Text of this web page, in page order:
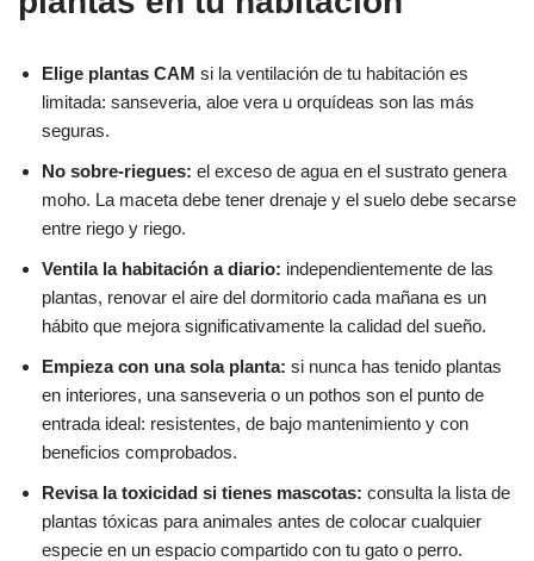
Elige plantas CAM si la ventilación de tu habitación es
limitada: sanseveria, aloe vera u orquídeas son las más
seguras.
No sobre-riegues: el exceso de agua en el sustrato genera
moho. La maceta debe tener drenaje y el suelo debe secarse
entre riego y riego.
Ventila la habitación a diario: independientemente de las
plantas, renovar el aire del dormitorio cada mañana es un
hábito que mejora significativamente la calidad del sueño.
Empieza con una sola planta: si nunca has tenido plantas
en interiores, una sanseveria o un pothos son el punto de
entrada ideal: resistentes, de bajo mantenimiento y con
beneficios comprobados.
Revisa la toxicidad si tienes mascotas: consulta la lista de
plantas tóxicas para animales antes de colocar cualquier
especie en un espacio compartido con tu gato o perro.